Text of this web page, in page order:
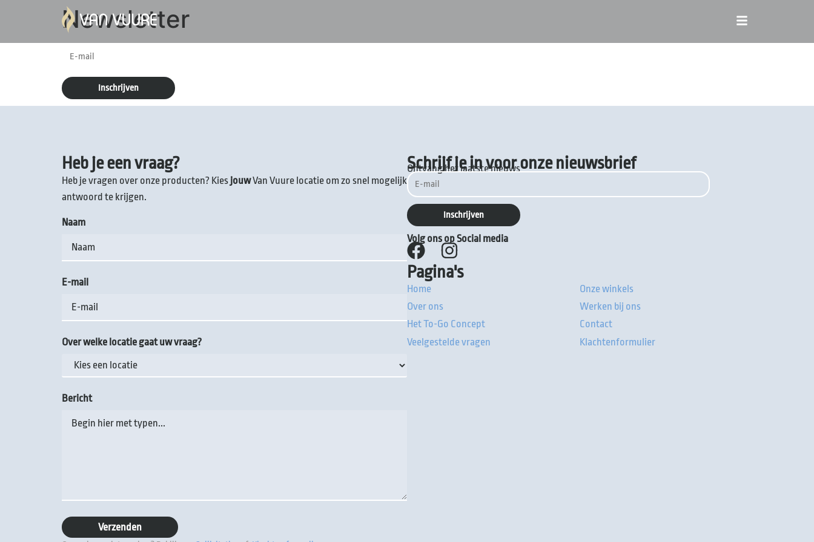
Newsletter
Heb je een vraag?
Heb je vragen over onze producten? Kies jouwVan Vuure locatie om zo snel mogelijk
antwoord te krijgen.
Naam
E-mail
Over welke locatie gaat uw vraag?
Bericht
Schrijf je in voor onze nieuwsbrief
Ontvang het laatste nieuws
Volg ons op Social media
Pagina's
Home
Over ons
Het To-Go Concept
Veelgestelde vragen
Onze winkels
Werken bij ons
Contact
Klachtenformulier